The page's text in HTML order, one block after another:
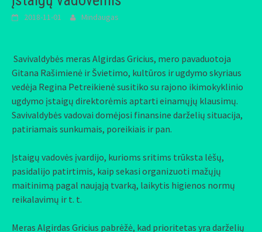
2018-11-01 Mindaugas
Savivaldybės meras Algirdas Gricius, mero pavaduotoja
Gitana Rašimienė ir Švietimo, kultūros ir ugdymo skyriaus
vedėja Regina Petreikienė susitiko su rajono ikimokyklinio
ugdymo įstaigų direktorėmis aptarti einamųjų klausimų.
Savivaldybės vadovai domėjosi finansine darželių situacija,
patiriamais sunkumais, poreikiais ir pan.
Įstaigų vadovės įvardijo, kurioms sritims trūksta lėšų,
pasidalijo patirtimis, kaip sekasi organizuoti mažųjų
maitinimą pagal naująją tvarką, laikytis higienos normų
reikalavimų ir t. t.
Meras Algirdas Gricius pabrėžė, kad prioritetas yra darželių